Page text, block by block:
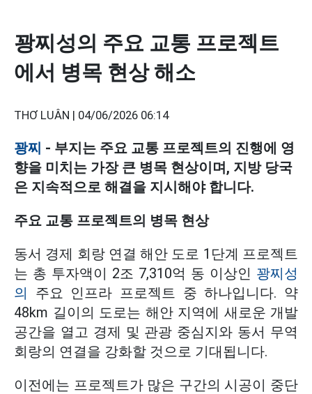
꽝찌성의 주요 교통 프로젝트
에서 병목 현상 해소
THƠ LUÂN | 04/06/2026 06:14
꽝찌 - 부지는 주요 교통 프로젝트의 진행에 영
향을 미치는 가장 큰 병목 현상이며, 지방 당국
은 지속적으로 해결을 지시해야 합니다.
주요 교통 프로젝트의 병목 현상
동서 경제 회랑 연결 해안 도로 1단계 프로젝트
는 총 투자액이 2조 7,310억 동 이상인 꽝찌성
의
주요 인프라 프로젝트 중 하나입니다. 약
48km 길이의 도로는 해안 지역에 새로운 개발
공간을 열고 경제 및 관광 중심지와 동서 무역
회랑의 연결을 강화할 것으로 기대됩니다.
이전에는 프로젝트가 많은 구간의 시공이 중단